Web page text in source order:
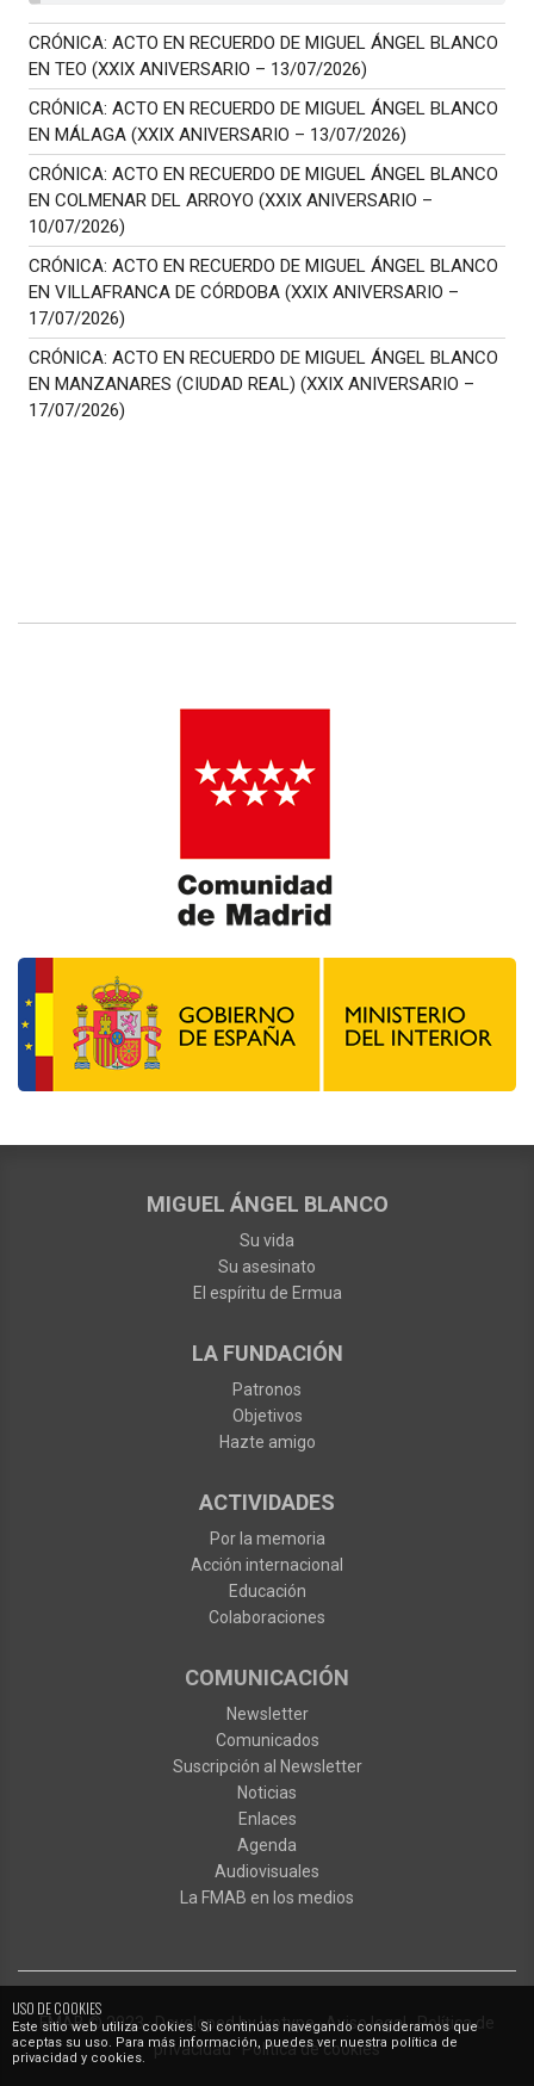
USO DE COOKIES
Este sitio web utiliza cookies. Si continúas navegando consideramos que
aceptas su uso. Para más información, puedes ver nuestra política de
privacidad y cookies.
CRÓNICA: ACTO EN RECUERDO DE MIGUEL ÁNGEL BLANCO
EN TEO (XXIX ANIVERSARIO – 13/07/2026)
CRÓNICA: ACTO EN RECUERDO DE MIGUEL ÁNGEL BLANCO
EN MÁLAGA (XXIX ANIVERSARIO – 13/07/2026)
CRÓNICA: ACTO EN RECUERDO DE MIGUEL ÁNGEL BLANCO
EN COLMENAR DEL ARROYO (XXIX ANIVERSARIO –
10/07/2026)
CRÓNICA: ACTO EN RECUERDO DE MIGUEL ÁNGEL BLANCO
EN VILLAFRANCA DE CÓRDOBA (XXIX ANIVERSARIO –
17/07/2026)
CRÓNICA: ACTO EN RECUERDO DE MIGUEL ÁNGEL BLANCO
EN MANZANARES (CIUDAD REAL) (XXIX ANIVERSARIO –
17/07/2026)
MIGUEL ÁNGEL BLANCO
Su vida
Su asesinato
El espíritu de Ermua
LA FUNDACIÓN
Patronos
Objetivos
Hazte amigo
ACTIVIDADES
Por la memoria
Acción internacional
Educación
Colaboraciones
COMUNICACIÓN
Newsletter
Comunicados
Suscripción al Newsletter
Noticias
Enlaces
Agenda
Audiovisuales
La FMAB en los medios
FMAB© 2023·Developed byIxotype·Aviso legal·Política de
privacidad·Política de cookies